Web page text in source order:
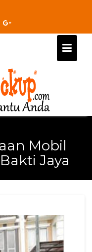
Mobil
Jaya